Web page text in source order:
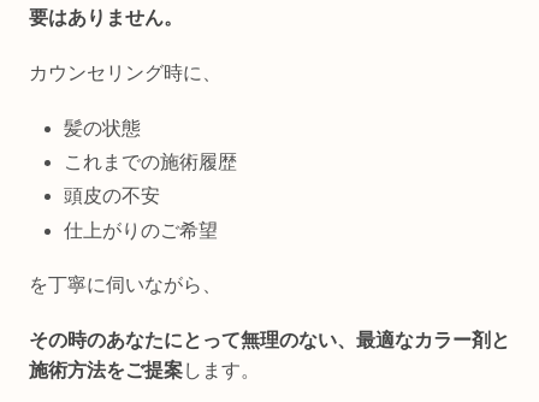
要はありません。
カウンセリング時に、
髪の状態
これまでの施術履歴
頭皮の不安
仕上がりのご希望
を丁寧に伺いながら、
その時のあなたにとって無理のない、最適なカラー剤と
施術方法をご提案します。